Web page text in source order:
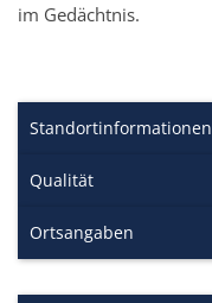
im Gedächtnis.
Standortinformationen
Qualität
Ortsangaben